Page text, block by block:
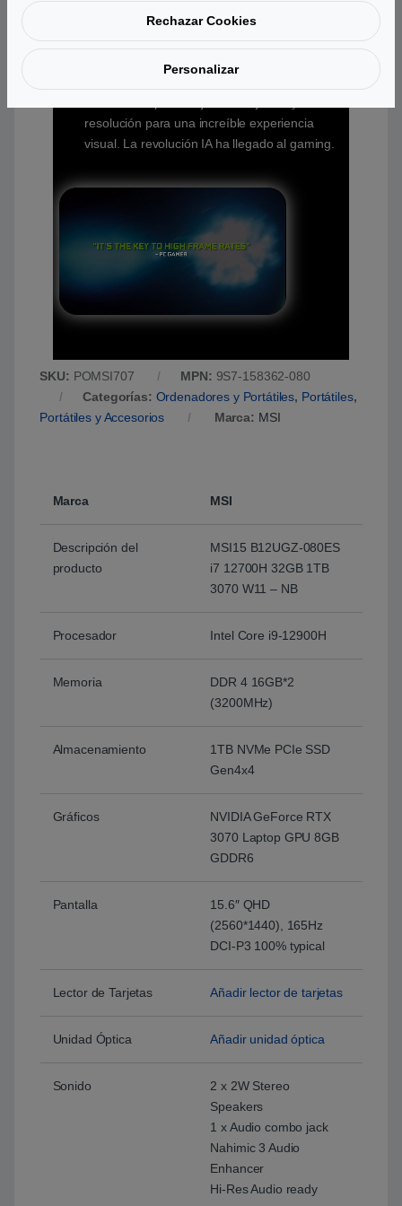
con una calidad de imagen sin restricciones
mediante el uso de los Tensor Cores
resolución para una increíble experiencia
visual. La revolución IA ha llegado al gaming.
SKU: POMSI707 MPN: 9S7-158362-080
Categorías: Ordenadores y Portátiles, Portátiles,
Portátiles y Accesorios
Marca: MSI
Marca MSI
Descripción del
producto
MSI15 B12UGZ-080ES
i7 12700H 32GB 1TB
3070 W11 – NB
Procesador Intel Core i9-12900H
Memoria
DDR 4 16GB*2
(3200MHz)
Almacenamiento
1TB NVMe PCIe SSD
Gen4x4
Gráficos
NVIDIA GeForce RTX
3070 Laptop GPU 8GB
GDDR6
Pantalla
15.6″ QHD
(2560*1440), 165Hz
DCI-P3 100% typical
Lector de Tarjetas Añadir lector de tarjetas
Unidad Óptica Añadir unidad óptica
Sonido
2 x 2W Stereo
Speakers
1 x Audio combo jack
Nahimic 3 Audio
Enhancer
Hi-Res Audio ready
Rechazar Cookies
Personalizar